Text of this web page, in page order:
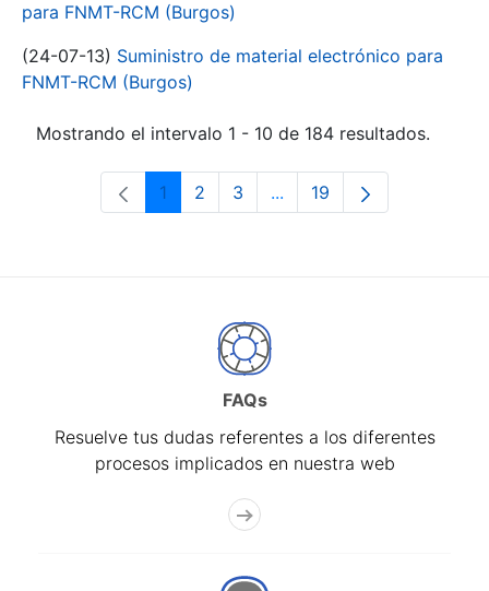
para FNMT-RCM (Burgos)
(24-07-13) Suministro de material electrónico para
FNMT-RCM (Burgos)
Mostrando el intervalo 1 - 10 de 184 resultados.
Página
1 Página
2 Página
3 ...Páginas intermedias Use
Página
19
FAQs
Resuelve tus dudas referentes a los diferentes
procesos implicados en nuestra web